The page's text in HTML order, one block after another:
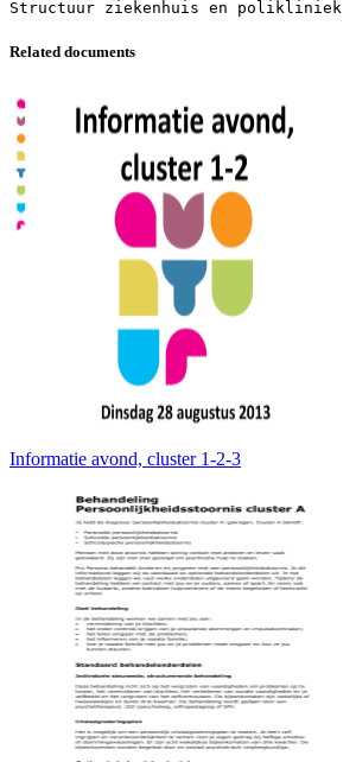
Related documents
Informatie avond, cluster 1-2-3